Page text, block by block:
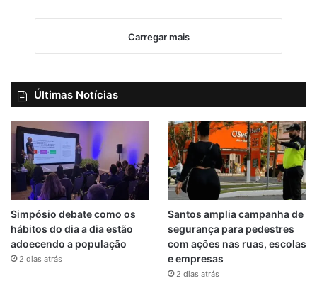
Carregar mais
Últimas Notícias
Simpósio debate como os
hábitos do dia a dia estão
adoecendo a população
2 dias atrás
Santos amplia campanha de
segurança para pedestres
com ações nas ruas, escolas
e empresas
2 dias atrás